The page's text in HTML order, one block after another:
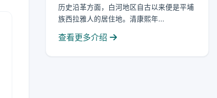
历史沿革方面，白河地区自古以来便是平埔
族西拉雅人的居住地。清康熙年...
查看更多介绍